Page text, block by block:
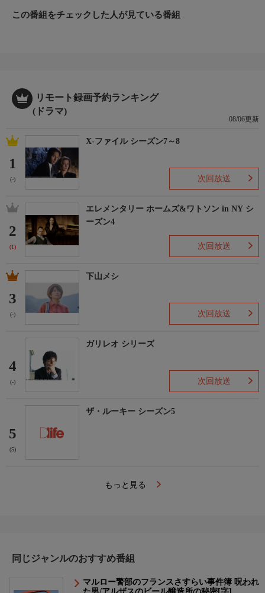
この番組をチェックした人が見ている番組
リモート録画予約ランキング
(ドラマ)
08/06更新
1
(-)
X-ファイル シーズン7～8
次回放送
2
(1)
エレメンタリー ホームズ&ワトソン in NY シ
ーズン4
次回放送
3
(-)
下山メシ
次回放送
4
(-)
ガリレオ シリーズ
次回放送
5
(5)
ザ・ルーキー シーズン5
もっと見る
同じジャンルのおすすめ番組
マルロー警部のフランスさすらい事件簿 呪われ